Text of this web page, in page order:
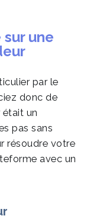
une
par le
donc de
était un
pas sans
résoudre votre
avec un